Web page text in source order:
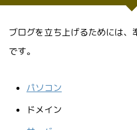
ブログを立ち上げるためには、
です。
パソコン
ドメイン